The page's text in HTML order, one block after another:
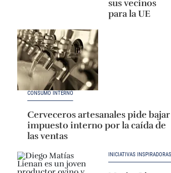
sus vecinos
para la UE
CONSUMO INTERNO
Cerveceros artesanales pide bajar
impuesto interno por la caída de
las ventas
INICIATIVAS INSPIRADORAS